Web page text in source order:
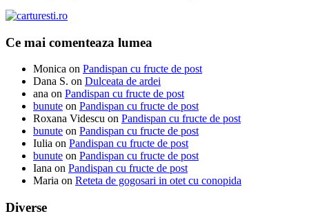
Ce mai comenteaza lumea
Monica on Pandispan cu fructe de post
Dana S. on Dulceata de ardei
ana on Pandispan cu fructe de post
bunute on Pandispan cu fructe de post
Roxana Videscu on Pandispan cu fructe de post
bunute on Pandispan cu fructe de post
Iulia on Pandispan cu fructe de post
bunute on Pandispan cu fructe de post
Iana on Pandispan cu fructe de post
Maria on Reteta de gogosari in otet cu conopida
Diverse